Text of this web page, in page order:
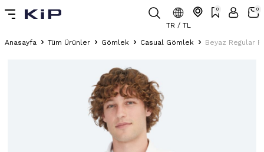
TR / TL
0 0
Anasayfa Tüm Ürünler Gömlek Casual Gömlek Beyaz Regular